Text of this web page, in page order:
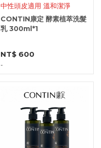
中性頭皮適用 溫和潔淨
CONTIN康定 酵素植萃洗髮
乳 300ml*1
NT$ 600
-